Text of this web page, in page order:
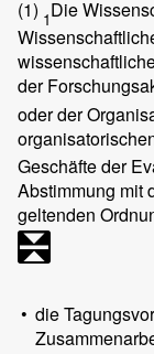
(1) 1Die
der
oder der
Geschäfte der
Abstimmung mit
geltenden
• die